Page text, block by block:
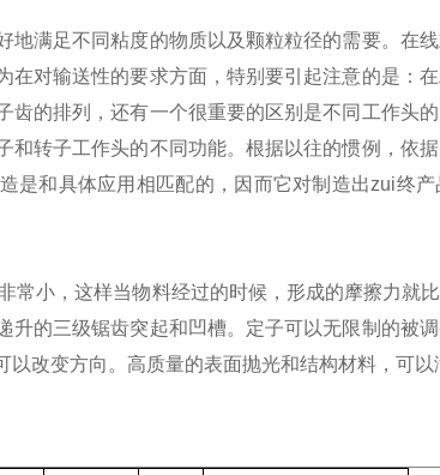
地满足不同粘度的物质以及颗粒粒径的需要。在
在对输送性的要求方面，特别要引起注意的是：
的排列，还有一个很重要的区别是不同工作头的
和转子工作头的不同功能。根据以往的惯例，依
是和具体应用相匹配的，因而它对制造出zui终
常小，这样当物料经过的时候，形成的摩擦力就
升的三级锯齿突起和凹槽。定子可以无限制的被
改变方向。高质量的表面抛光和结构材料，可以